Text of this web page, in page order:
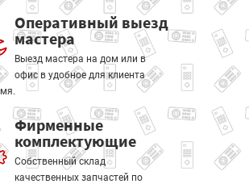
Оперативный выезд
мастера
Выезд мастера на дом или в
офис в удобное для клиента
Фирменные
комплектующие
Собственный склад
качественных запчастей по